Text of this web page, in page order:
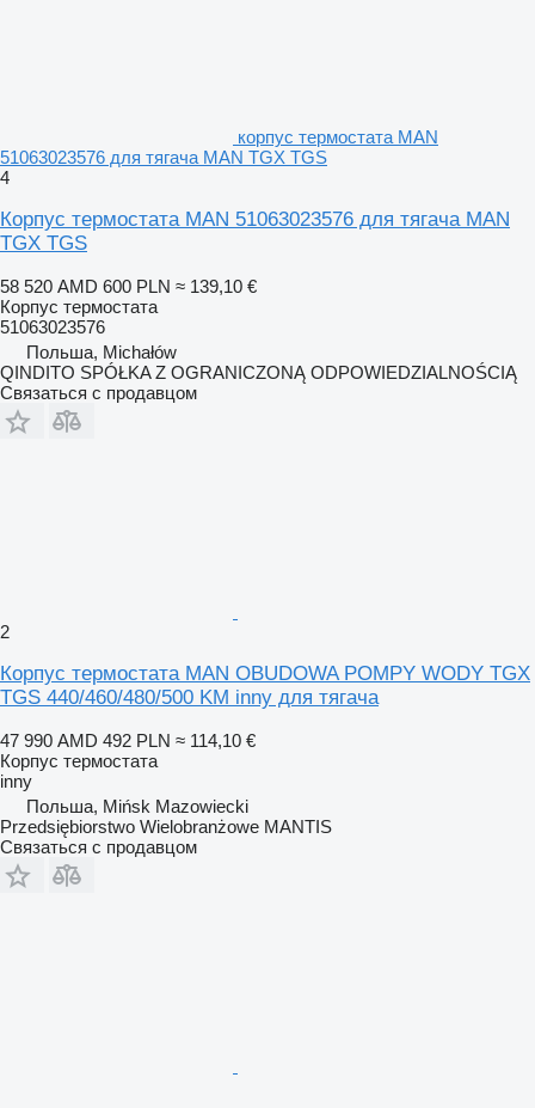
корпус термостата MAN
51063023576 для тягача MAN TGX TGS
4
Корпус термостата MAN 51063023576 для тягача MAN
TGX TGS
58 520 AMD 600 PLN ≈ 139,10 €
Корпус термостата
51063023576
Польша, Michałów
QINDITO SPÓŁKA Z OGRANICZONĄ ODPOWIEDZIALNOŚCIĄ
Связаться с продавцом
2
Корпус термостата MAN OBUDOWA POMPY WODY TGX
TGS 440/460/480/500 KM inny для тягача
47 990 AMD 492 PLN ≈ 114,10 €
Корпус термостата
inny
Польша, Mińsk Mazowiecki
Przedsiębiorstwo Wielobranżowe MANTIS
Связаться с продавцом